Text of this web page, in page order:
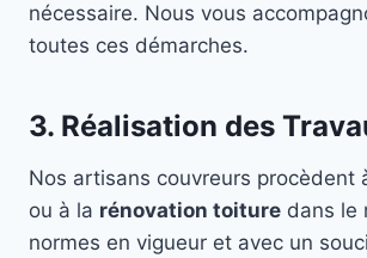
nécessaire. Nous vous
toutes ces démarches.
3. Réalisation des
Nos artisans couvreurs procèdent
ou à la rénovation toiture dans le
normes en vigueur et avec un